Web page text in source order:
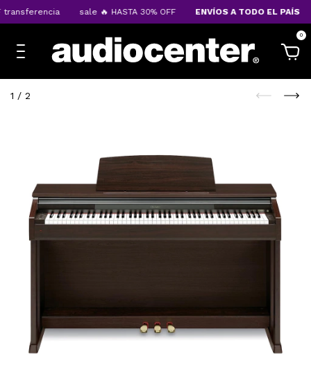
sale 🔥 HASTA 30% OFF ENVÍOS A TODO EL PAÍS
0
1 / 2